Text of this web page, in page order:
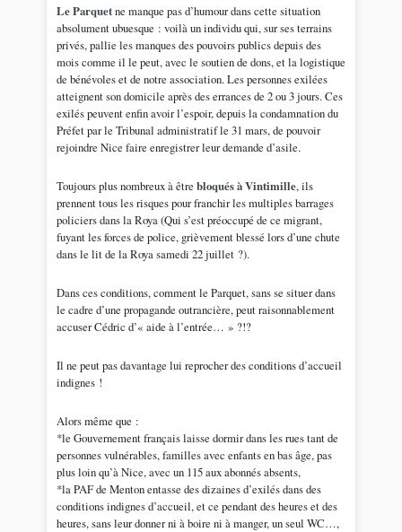
Le Parquetne manque pas d’humour dans cette situation
absolument ubuesque : voilà un individu qui, sur ses terrains
privés, pallie les manques des pouvoirs publics depuis des
mois comme il le peut, avec le soutien de dons, et la logistique
de bénévoles et de notre association. Les personnes exilées
atteignent son domicile après des errances de 2 ou 3 jours. Ces
exilés peuvent enfin avoir l’espoir, depuis la condamnation du
Préfet par le Tribunal administratif le 31 mars, de pouvoir
rejoindre Nice faire enregistrer leur demande d’asile.
Toujours plus nombreux à être bloqués à Vintimille, ils
prennent tous les risques pour franchir les multiples barrages
policiers dans la Roya (Qui s’est préoccupé de ce migrant,
fuyant les forces de police, grièvement blessé lors d’une chute
dans le lit de la Roya samedi 22 juillet ?).
Dans ces conditions, comment le Parquet, sans se situer dans
le cadre d’une propagande outrancière, peut raisonnablement
accuser Cédric d’« aide à l’entrée… » ?!?
Il ne peut pas davantage lui reprocher des conditions d’accueil
indignes !
Alors même que :
*le Gouvernement français laisse dormir dans les rues tant de
personnes vulnérables, familles avec enfants en bas âge, pas
plus loin qu’à Nice, avec un 115 aux abonnés absents,
*la PAF de Menton entasse des dizaines d’exilés dans des
conditions indignes d’accueil, et ce pendant des heures et des
heures, sans leur donner ni à boire ni à manger, un seul WC…,